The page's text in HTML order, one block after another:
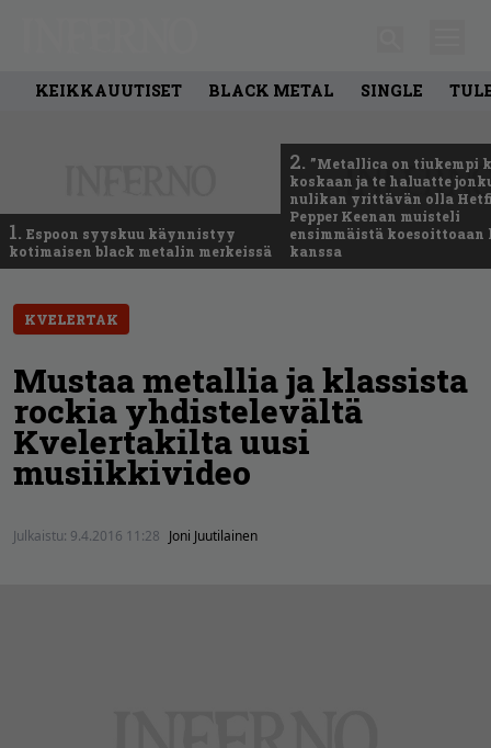
KEIKKAUUTISET BLACK METAL SINGLE
1. Espoon syyskuu käynnistyy
kotimaisen black metalin merkeissä
2. ”Metallica on tiukempi
koskaan ja te haluatte
nulikan yrittävän olla
Pepper Keenan muisteli
ensimmäistä
kanssa
KVELERTAK
Mustaa metallia ja klassista
rockia yhdistelevältä
Kvelertakilta uusi
musiikkivideo
Julkaistu: 9.4.2016 11:28 Joni Juutilainen